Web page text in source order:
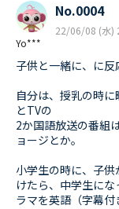
Yo***
No.0004
22/06/08 (水)
子供と一緒に、に反
自分は、授乳の時
とTVの
2か国語放送の番組
ョージとか。
小学生の時に、子
けたら、中学生に
ラマを英語（字幕付